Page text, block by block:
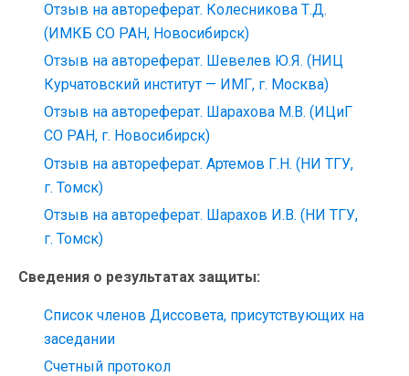
Отзыв на автореферат. Колесникова Т.Д.
(ИМКБ СО РАН, Новосибирск)
Отзыв на автореферат. Шевелев Ю.Я. (НИЦ
Курчатовский институт — ИМГ, г. Москва)
Отзыв на автореферат. Шарахова М.В. (ИЦиГ
СО РАН, г. Новосибирск)
Отзыв на автореферат. Артемов Г.Н. (НИ ТГУ,
г. Томск)
Отзыв на автореферат. Шарахов И.В. (НИ ТГУ,
г. Томск)
Сведения о результатах защиты:
Список членов Диссовета, присутствующих на
заседании
Счетный протокол